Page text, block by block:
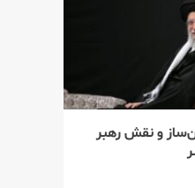
و نقش رهبر